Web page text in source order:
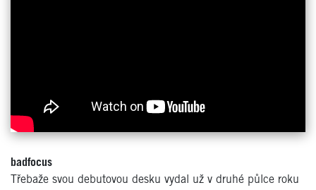
badfocus
Třebaže svou debutovou desku vydal už v druhé půlce roku